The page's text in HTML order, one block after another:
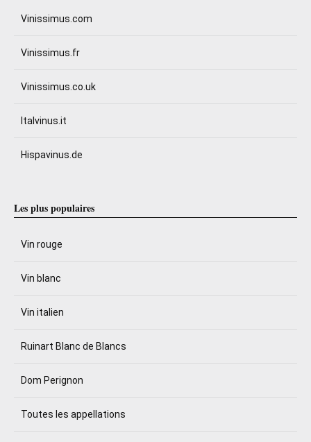
Vinissimus.com
Vinissimus.fr
Vinissimus.co.uk
Italvinus.it
Hispavinus.de
Les plus populaires
Vin rouge
Vin blanc
Vin italien
Ruinart Blanc de Blancs
Dom Perignon
Toutes les appellations